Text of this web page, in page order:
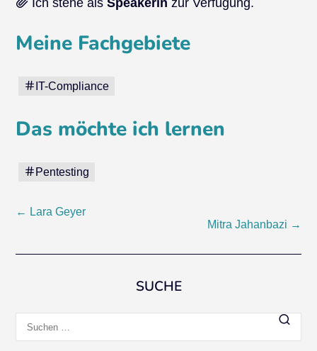
Ich stehe alsSpeakerin zur Verfügung.
Meine Fachgebiete
IT-Compliance
Das möchte ich lernen
Pentesting
Beitragsnavigation
← Lara Geyer
Mitra Jahanbazi →
SUCHE
nach: